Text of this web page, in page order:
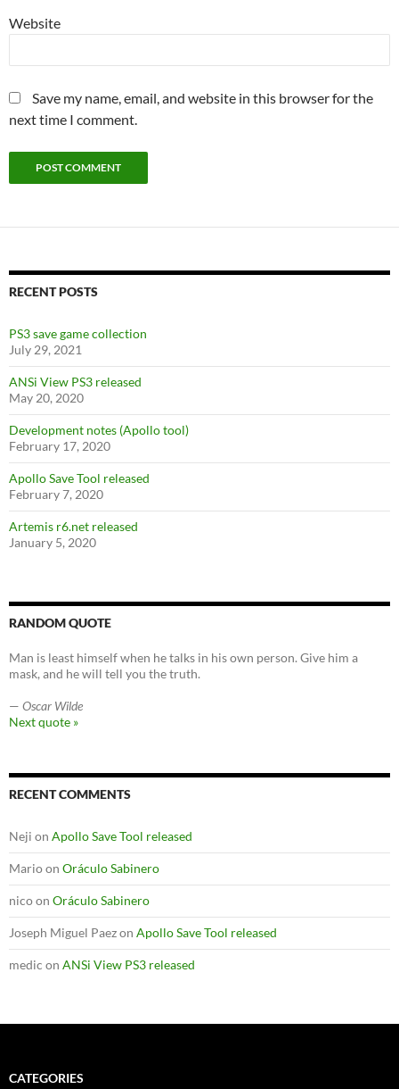
Website
Save my name, email, and website in this browser for the
next time I comment.
RECENT POSTS
PS3 save game collection
July 29, 2021
ANSi View PS3 released
May 20, 2020
Development notes (Apollo tool)
February 17, 2020
Apollo Save Tool released
February 7, 2020
Artemis r6.net released
January 5, 2020
RANDOM QUOTE
Man is least himself when he talks in his own person. Give him a
mask, and he will tell you the truth.
— Oscar Wilde
Next quote »
RECENT COMMENTS
Neji on Apollo Save Tool released
Marioon Oráculo Sabinero
nicoon Oráculo Sabinero
Joseph Miguel Paezon Apollo Save Tool released
medic on ANSi View PS3 released
CATEGORIES